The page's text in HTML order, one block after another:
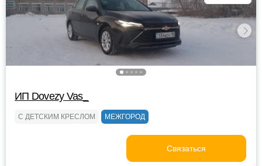
ИП Dovezy Vas_
С ДЕТСКИМ КРЕСЛОМ МЕЖГОРОД
Связаться